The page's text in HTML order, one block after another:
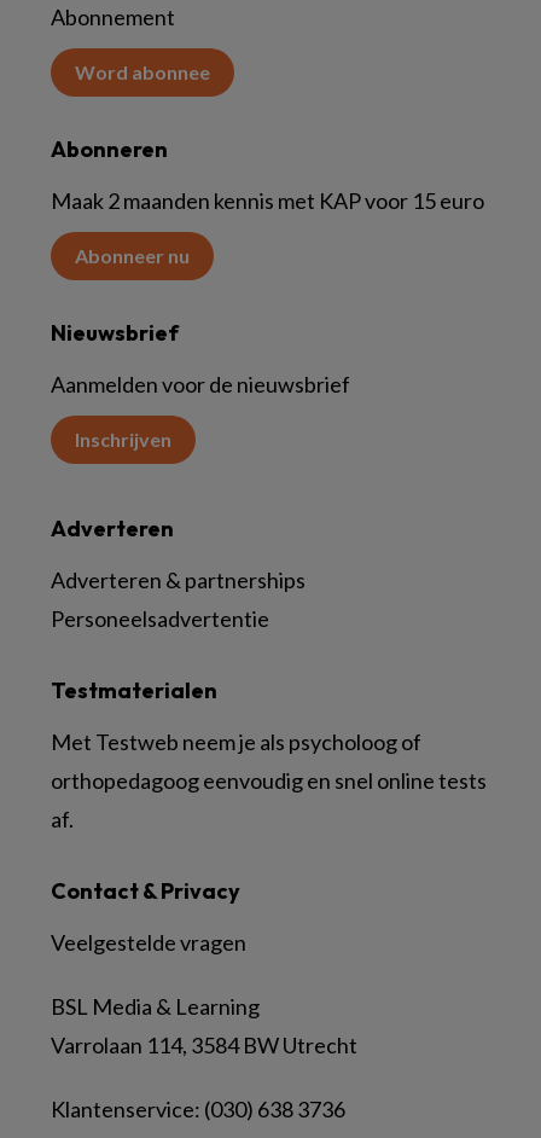
Abonnement
Word abonnee
Abonneren
Maak 2 maanden kennis met KAP voor 15 euro
Abonneer nu
Nieuwsbrief
Aanmelden voor de nieuwsbrief
Inschrijven
Contact & Privacy
Veelgestelde vragen
BSL Media & Learning
Varrolaan 114, 3584 BW Utrecht
Klantenservice: (030) 638 3736
Testmaterialen
Met Testweb neem je als psycholoog of
orthopedagoog eenvoudig en snel online tests
af.
Adverteren
Adverteren & partnerships
Personeelsadvertentie